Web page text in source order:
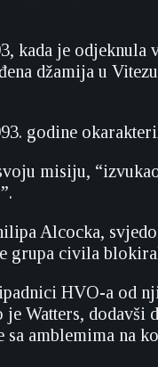
kada je odjeknula
džamija u
godine
misiju,
Alcocka,
grupa civila
HVO-a od
Watters, dodavši
amblemima na